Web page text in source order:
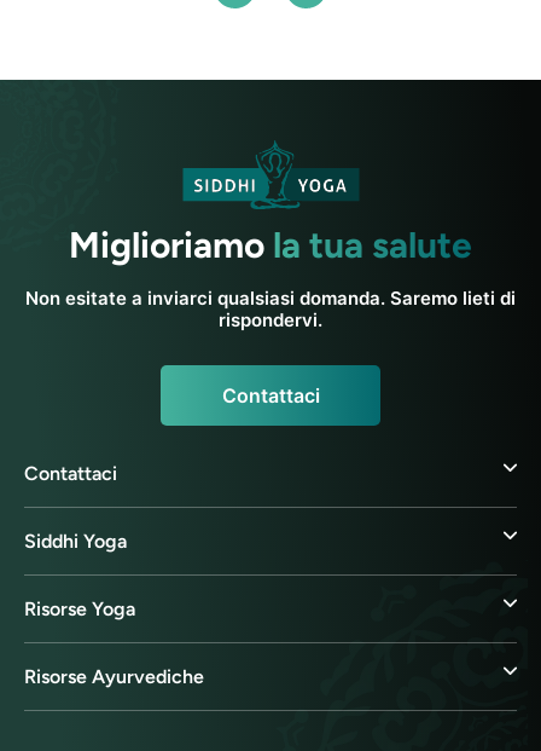
Miglioriamo la tua salute
Non esitate a inviarci qualsiasi domanda. Saremo lieti di
rispondervi.
Contattaci
Contattaci
Siddhi Yoga
Risorse Yoga
Risorse Ayurvediche